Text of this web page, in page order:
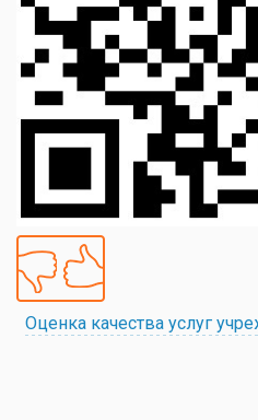
Оценка качества услуг